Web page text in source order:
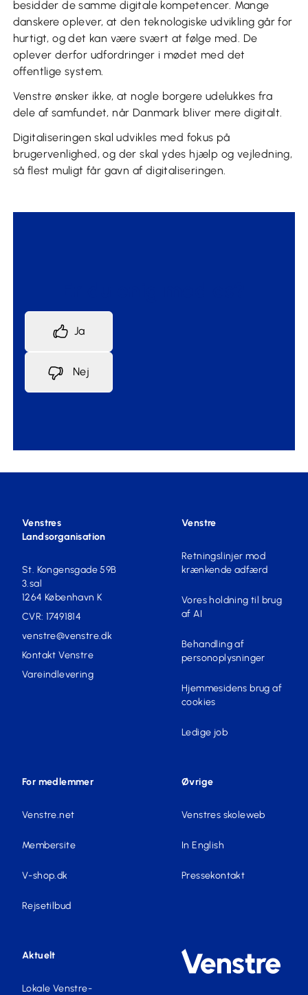
besidder de samme digitale kompetencer. Mange
danskere oplever, at den teknologiske udvikling går for
hurtigt, og det kan være svært at følge med. De
oplever derfor udfordringer i mødet med det
offentlige system.
Venstre ønsker ikke, at nogle borgere udelukkes fra
dele af samfundet, når Danmark bliver mere digitalt.
Digitaliseringen skal udvikles med fokus på
brugervenlighed, og der skal ydes hjælp og vejledning,
så flest muligt får gavn af digitaliseringen.
Ja
Nej
Venstres
Landsorganisation
St. Kongensgade 59B
3.sal
1264 København K
CVR: 17491814
venstre@venstre.dk
Kontakt Venstre
Vareindlevering
Venstre
Retningslinjer mod
krænkende adfærd
Vores holdning til brug
af AI
Behandling af
personoplysninger
Hjemmesidens brug af
cookies
Ledige job
For medlemmer
Venstre.net
Membersite
V-shop.dk
Rejsetilbud
Øvrige
Venstres skoleweb
In English
Pressekontakt
Aktuelt
Lokale Venstre-